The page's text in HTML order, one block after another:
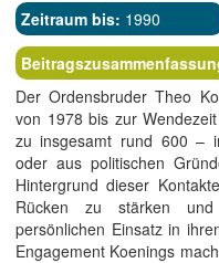
Zeitraum bis: 1990
Der Ordensbruder Theo
von 1978 bis zur
zu insgesamt rund 600 –
oder aus politischen
Hintergrund dieser
Rücken zu stärken
persönlichen Einsatz in
Engagement Koenings